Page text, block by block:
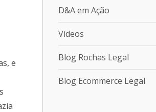
e
D&A em Ação
Vídeos
Blog Rochas Legal
Blog Ecommerce Legal